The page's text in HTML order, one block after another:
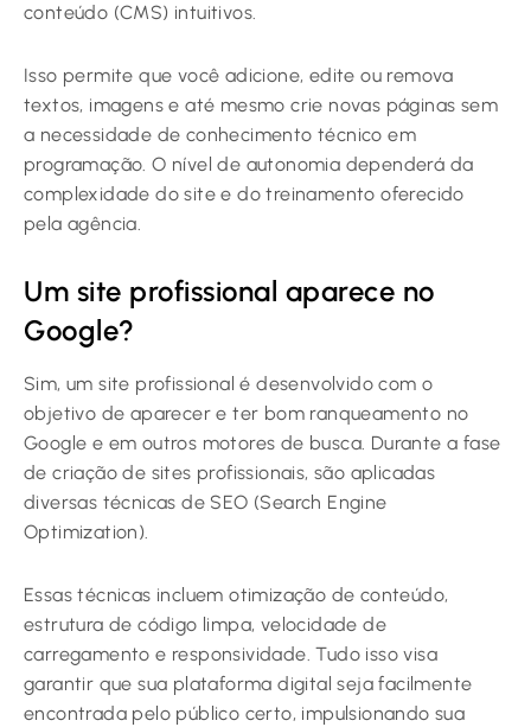
conteúdo (CMS) intuitivos.
Isso permite que você adicione, edite ou remova
textos, imagens e até mesmo crie novas páginas sem
a necessidade de conhecimento técnico em
programação. O nível de autonomia dependerá da
complexidade do site e do treinamento oferecido
pela agência.
Um site profissional aparece no
Google?
Sim, um site profissional é desenvolvido com o
objetivo de aparecer e ter bom ranqueamento no
Google e em outros motores de busca. Durante a fase
de criação de sites profissionais, são aplicadas
diversas técnicas de SEO (Search Engine
Optimization).
Essas técnicas incluem otimização de conteúdo,
estrutura de código limpa, velocidade de
carregamento e responsividade. Tudo isso visa
garantir que sua plataforma digital seja facilmente
encontrada pelo público certo, impulsionando sua